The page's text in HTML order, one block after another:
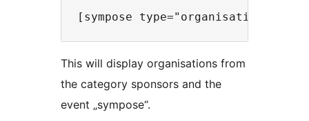
This will display organisations from
the category sponsors and the
event „sympose“.